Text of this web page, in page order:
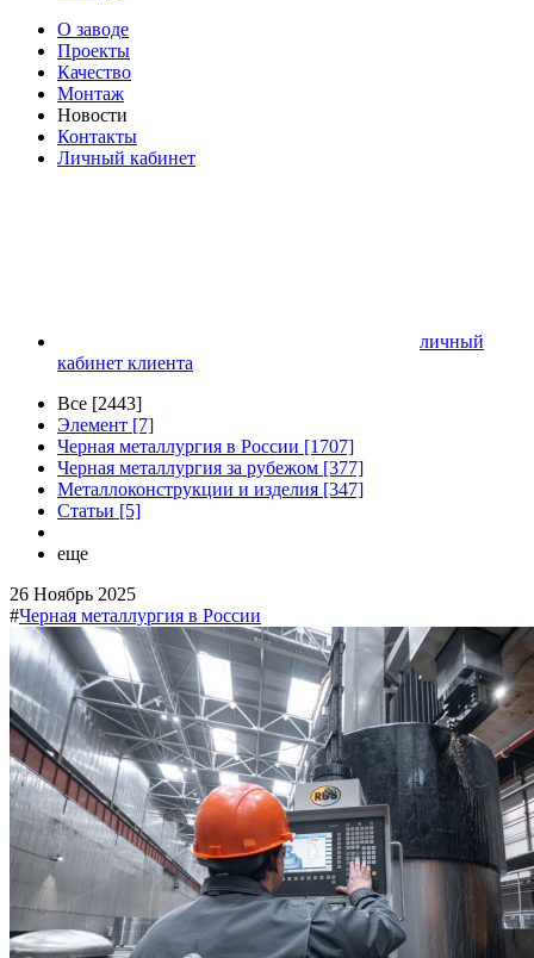
О заводе
Проекты
Качество
Монтаж
Новости
Контакты
Личный кабинет
личный
кабинет клиента
Все [2443]
Элемент [7]
Черная металлургия в России [1707]
Черная металлургия за рубежом [377]
Металлоконструкции и изделия [347]
Статьи [5]
еще
26 Ноябрь 2025
#Черная металлургия в России